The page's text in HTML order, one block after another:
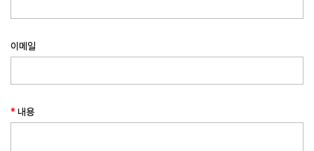
정수필터
이메일
* 내용